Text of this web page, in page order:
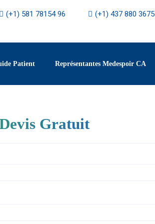
(+1) 581 78154 96 (+1) 437 880 3675
Patient Représentantes Medespoir CA
Gratuit